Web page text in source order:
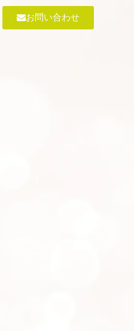
お問い合わせ